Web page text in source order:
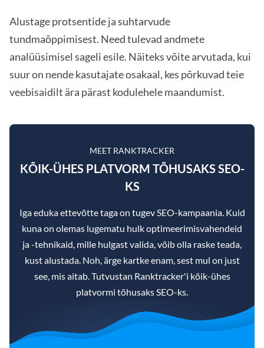
Alustage protsentide ja suhtarvude
tundmaõppimisest. Need tulevad andmete
analüüsimisel sageli esile. Näiteks võite arvutada, kui
suur on nende kasutajate osakaal, kes põrkuvad teie
veebisaidilt ära pärast kodulehele maandumist.
MEET RANKTRACKER
KÕIK-ÜHES PLATVORM TÕHUSAKS SEO-
KS
Iga eduka ettevõtte taga on tugev SEO-kampaania. Kuid
kuna on olemas lugematu hulk optimeerimisvahendeid
ja -tehnikaid, mille hulgast valida, võib olla raske teada,
kust alustada. Noh, ärge kartke enam, sest mul on just
see, mis aitab. Tutvustan Ranktracker'i kõik-ühes
platvormi tõhusaks SEO-ks.